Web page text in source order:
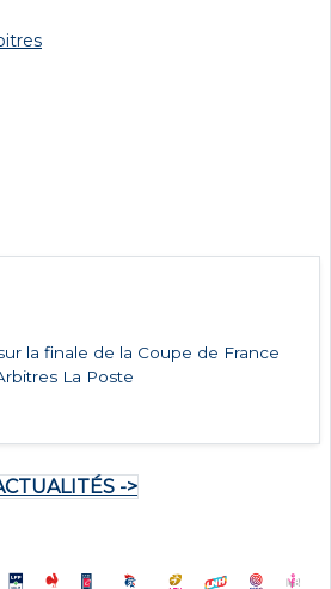
la finale de la Coupe de France
La Poste
->